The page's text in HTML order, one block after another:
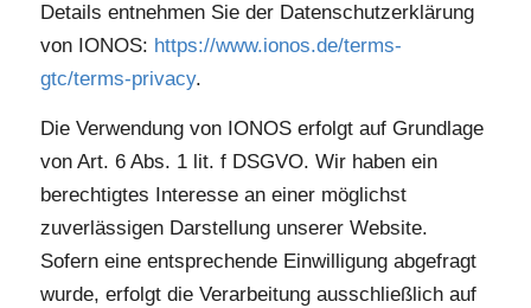
Details entnehmen Sie der Datenschutzerklärung
von IONOS: https://www.ionos.de/terms-
gtc/terms-privacy.
Die Verwendung von IONOS erfolgt auf Grundlage
von Art. 6 Abs. 1 lit. f DSGVO. Wir haben ein
berechtigtes Interesse an einer möglichst
zuverlässigen Darstellung unserer Website.
Sofern eine entsprechende Einwilligung abgefragt
wurde, erfolgt die Verarbeitung ausschließlich auf